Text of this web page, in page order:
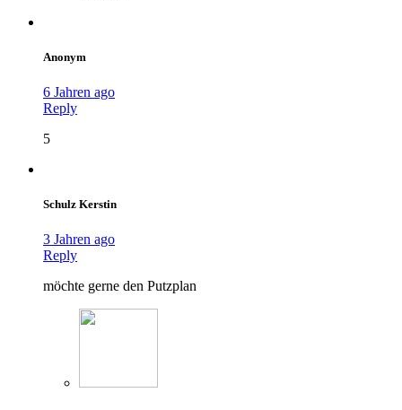
Anonym
6 Jahren ago
Reply
5
Schulz Kerstin
3 Jahren ago
Reply
möchte gerne den Putzplan